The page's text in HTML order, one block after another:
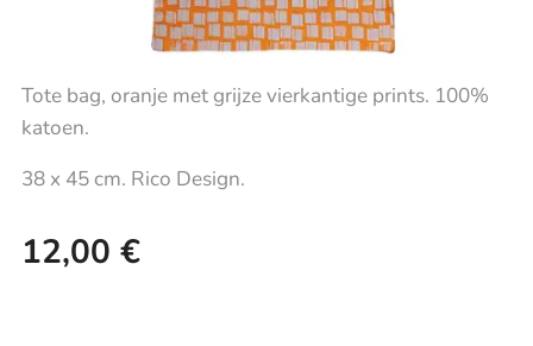
Tote bag, oranje met grijze vierkantige prints. 100%
katoen.
38 x 45 cm. Rico Design.
12,00 €